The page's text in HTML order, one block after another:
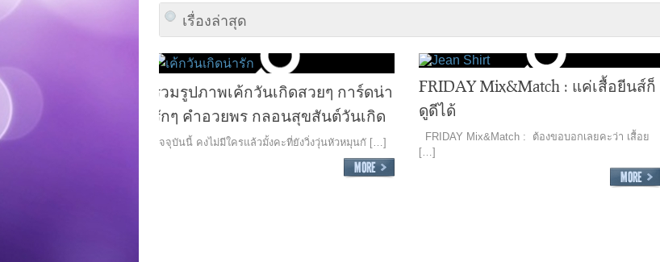
เรื่องล่าสุด
เกิดสวยๆ การ์ดน่า
อนสุขสันต์วันเกิด
งคะที่ยังวิ่งวุ่นหัวหมุนกั […]
FRIDAY Mix&Match : แค่เสื้อยีนส์ก็
ดูดีได้
FRIDAY Mix&Match : ต้องขอบอกเลยคะว่า เสื้อย
[…]
ลุคการต่งตัวแบบ Asian Street
Style^^
ใครที่กำลังมองหาลุคการแต่งตัวใหม่ๆ หรือสไตล์ที่หลาก
หลาย […]